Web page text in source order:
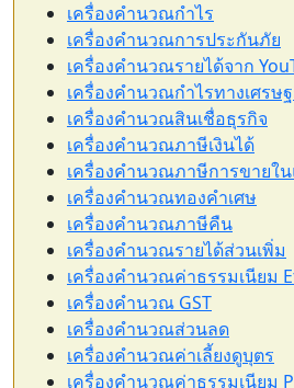
เครื่องคำนวณกำไร
เครื่องคำนวณการประกันภัย
เครื่องคำนวณรายได้จาก
เครื่องคำนวณกำไรทางเศรษ
เครื่องคำนวณสินเชื่อธุรกิจ
เครื่องคำนวณภาษีเงินได้
เครื่องคำนวณภาษีการขายใ
เครื่องคำนวณทองคำเศษ
เครื่องคำนวณภาษีคืน
เครื่องคำนวณรายได้ส่วนเพิ่ม
เครื่องคำนวณค่าธรรมเนียม
เครื่องคำนวณ GST
เครื่องคำนวณส่วนลด
เครื่องคำนวณค่าเลี้ยงดูบุตร
เครื่องคำนวณค่าธรรมเนียม